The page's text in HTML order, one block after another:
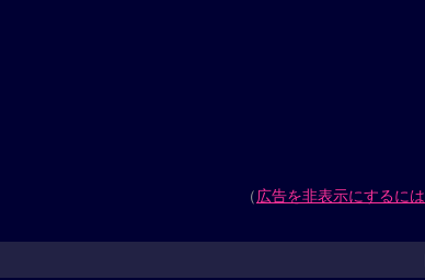
（広告を非表示にするには